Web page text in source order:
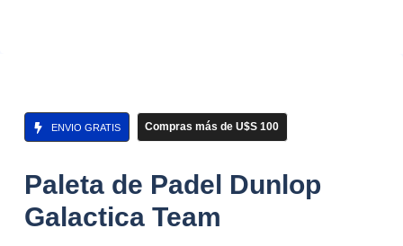
ENVIO GRATIS Compras más de U$S 100
Paleta de Padel Dunlop
Galactica Team